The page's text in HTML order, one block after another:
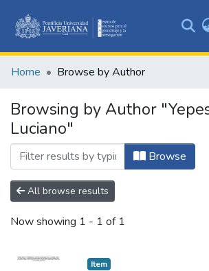
&
All of
Home Browse by Author
Browsing by Author
Luciano"
Browse
All browse results
Now showing 1 - 1 of 1
Item